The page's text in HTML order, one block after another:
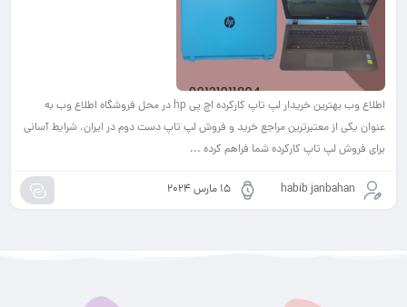
اطلاع وب بهترین خریدار لپ تاپ کارکرده اچ پی hp در محل فروشگاه اطلاع وب به
عنوان یکی از معتبرترین مراجع خرید و فروش لپ تاپ دست دوم در ایران، شرایط آسانی
برای فروش لپ تاپ کارکرده شما فراهم کرده ...
habib janbahan 15 مارس 2024